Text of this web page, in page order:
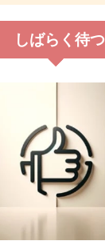
しばらく待つ